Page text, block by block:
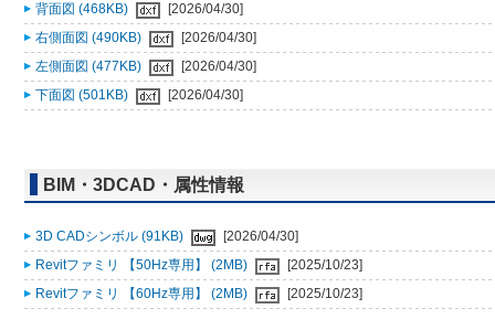
背面図 (468KB)
[2026/04/30]
右側面図 (490KB)
[2026/04/30]
左側面図 (477KB)
[2026/04/30]
下面図 (501KB)
[2026/04/30]
BIM・3DCAD・属性情報
3D CADシンボル (91KB)
[2026/04/30]
Revitファミリ 【50Hz専用】 (2MB)
[2025/10/23]
Revitファミリ 【60Hz専用】 (2MB)
[2025/10/23]